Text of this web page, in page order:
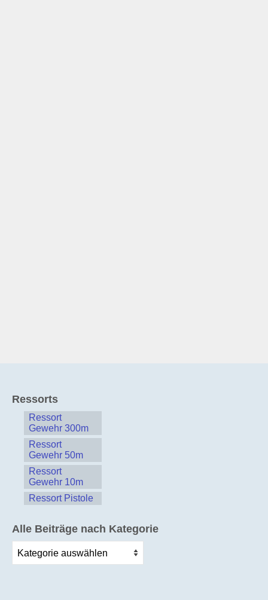
Ressorts
Ressort
Gewehr 300m
Ressort
Gewehr 50m
Ressort
Gewehr 10m
Ressort Pistole
Alle Beiträge nach Kategorie
Beiträge
nach